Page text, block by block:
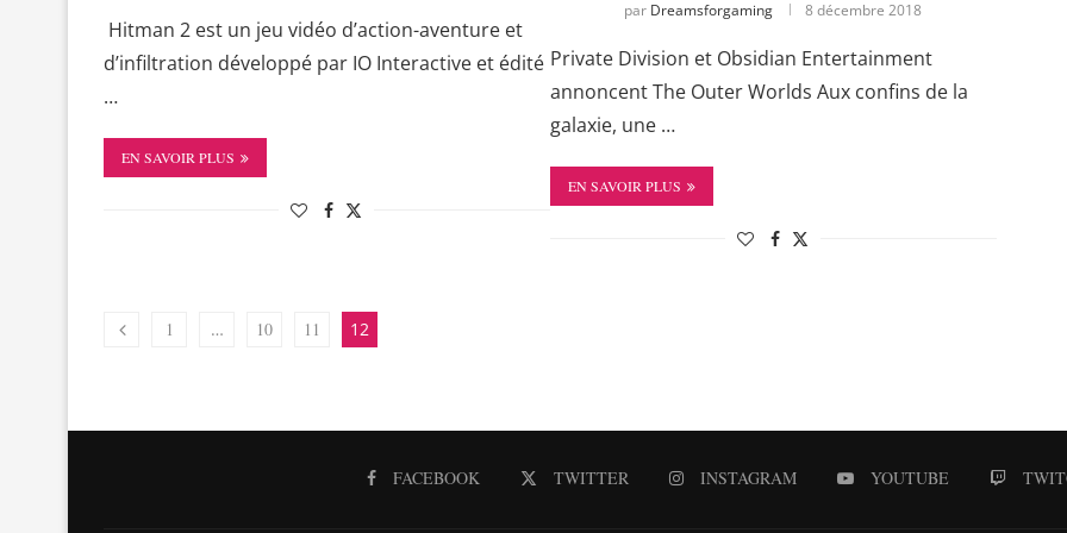
Hitman 2 est un jeu vidéo d’action-aventure et
d’infiltration développé par IO Interactive et édité
…
EN SAVOIR PLUS
par Dreamsforgaming 8 décembre 2018
Private Division et Obsidian Entertainment
annoncent The Outer Worlds Aux confins de la
galaxie, une …
EN SAVOIR PLUS
1 … 10 11 12
FACEBOOK TWITTER INSTAGRAM YOUTUBE